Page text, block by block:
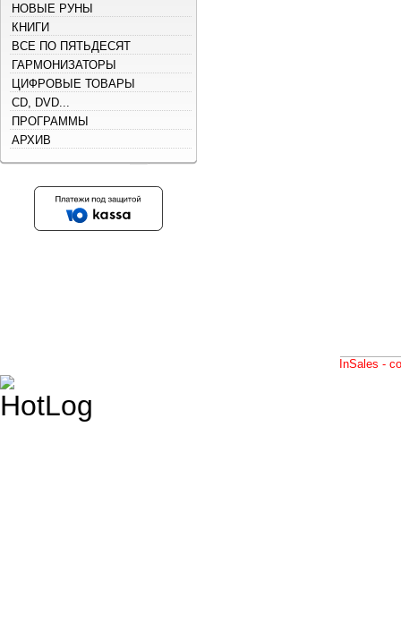
НОВЫЕ РУНЫ
КНИГИ
ВСЕ ПО ПЯТЬДЕСЯТ
ГАРМОНИЗАТОРЫ
ЦИФРОВЫЕ ТОВАРЫ
CD, DVD...
ПРОГРАММЫ
АРХИВ
InSales -